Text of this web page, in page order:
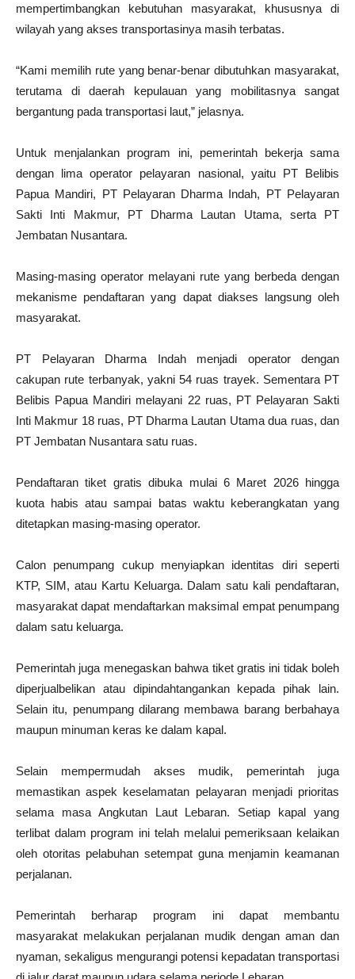
mempertimbangkan kebutuhan masyarakat, khususnya di
wilayah yang akses transportasinya masih terbatas.
“Kami memilih rute yang benar-benar dibutuhkan masyarakat,
terutama di daerah kepulauan yang mobilitasnya sangat
bergantung pada transportasi laut,” jelasnya.
Untuk menjalankan program ini, pemerintah bekerja sama
dengan lima operator pelayaran nasional, yaitu PT Belibis
Papua Mandiri, PT Pelayaran Dharma Indah, PT Pelayaran
Sakti Inti Makmur, PT Dharma Lautan Utama, serta PT
Jembatan Nusantara.
Masing-masing operator melayani rute yang berbeda dengan
mekanisme pendaftaran yang dapat diakses langsung oleh
masyarakat.
PT Pelayaran Dharma Indah menjadi operator dengan
cakupan rute terbanyak, yakni 54 ruas trayek. Sementara PT
Belibis Papua Mandiri melayani 22 ruas, PT Pelayaran Sakti
Inti Makmur 18 ruas, PT Dharma Lautan Utama dua ruas, dan
PT Jembatan Nusantara satu ruas.
Pendaftaran tiket gratis dibuka mulai 6 Maret 2026 hingga
kuota habis atau sampai batas waktu keberangkatan yang
ditetapkan masing-masing operator.
Calon penumpang cukup menyiapkan identitas diri seperti
KTP, SIM, atau Kartu Keluarga. Dalam satu kali pendaftaran,
masyarakat dapat mendaftarkan maksimal empat penumpang
dalam satu keluarga.
Pemerintah juga menegaskan bahwa tiket gratis ini tidak boleh
diperjualbelikan atau dipindahtangankan kepada pihak lain.
Selain itu, penumpang dilarang membawa barang berbahaya
maupun minuman keras ke dalam kapal.
Selain mempermudah akses mudik, pemerintah juga
memastikan aspek keselamatan pelayaran menjadi prioritas
selama masa Angkutan Laut Lebaran. Setiap kapal yang
terlibat dalam program ini telah melalui pemeriksaan kelaikan
oleh otoritas pelabuhan setempat guna menjamin keamanan
perjalanan.
Pemerintah berharap program ini dapat membantu
masyarakat melakukan perjalanan mudik dengan aman dan
nyaman, sekaligus mengurangi potensi kepadatan transportasi